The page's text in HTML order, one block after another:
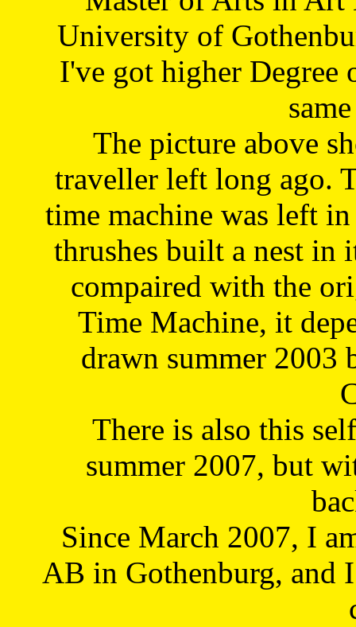
University of
I've got higher Degree
The picture above
traveller left long ago.
time machine was left
thrushes built a nest in
compaired with the
Time Machine, it
drawn summer 2003
There is also this
summer 2007, but
Since March 2007, I
AB in Gothenburg, and